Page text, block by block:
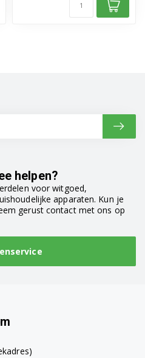
helpen?
voor witgoed,
apparaten. Kun je
gerust contact met ons op